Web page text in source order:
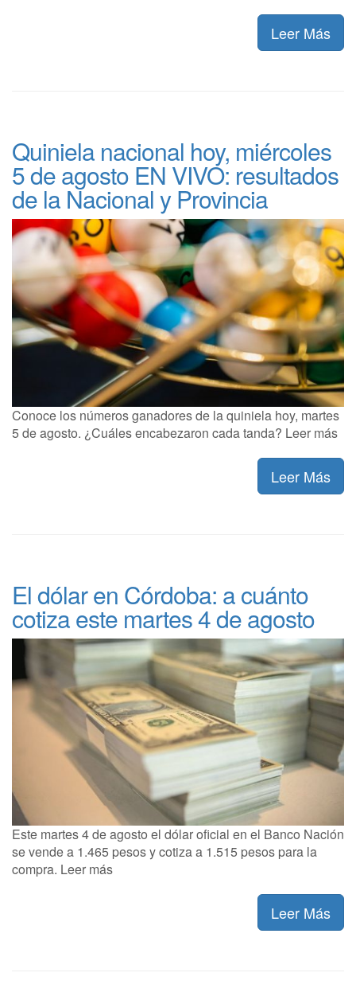
Leer Más
Quiniela nacional hoy, miércoles
5 de agosto EN VIVO: resultados
de la Nacional y Provincia
Conoce los números ganadores de la quiniela hoy, martes
5 de agosto. ¿Cuáles encabezaron cada tanda? Leer más
Leer Más
El dólar en Córdoba: a cuánto
cotiza este martes 4 de agosto
Este martes 4 de agosto el dólar oficial en el Banco Nación
se vende a 1.465 pesos y cotiza a 1.515 pesos para la
compra. Leer más
Leer Más